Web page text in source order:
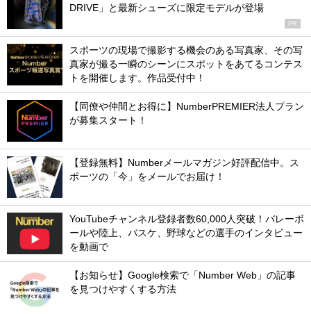
DRIVE」と最新シューズに限定モデルが登場
PR
スポーツの現場で撮影する機会のある写真家、その写
真家が撮る一瞬のシーンにスポットをあてるコンテス
トを開催します。作品受付中！
【同僚や仲間とお得に】NumberPREMIER法人プラン
が募集スタート！
【登録無料】Numberメールマガジン好評配信中。ス
ポーツの「今」をメールでお届け！
YouTubeチャンネル登録者数60,000人突破！バレーボ
ールや陸上、バスケ、野球などの選手のインタビュー
を動画で
【お知らせ】Google検索で「Number Web」の記事
を見つけやすくする方法